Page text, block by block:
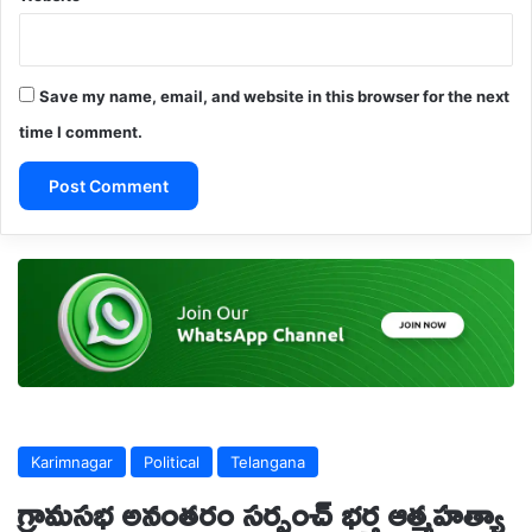
Save my name, email, and website in this browser for the next
time I comment.